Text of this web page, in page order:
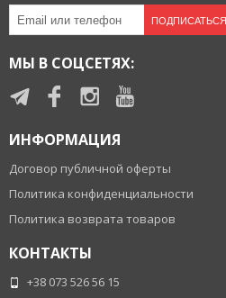
ПОДПИСАТЬСЯ
МЫ В СОЦСЕТЯХ:
ИНФОРМАЦИЯ
Договор публичной оферты
Политика конфиденциальности
Политика возврата товаров
КОНТАКТЫ
+38 073 526 56 15